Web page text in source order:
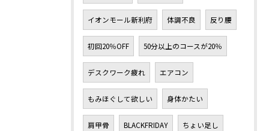
イオンモール新利府 体調不良 反り腰
初回20％OFF 50分以上のコースが20％
デスクワーク疲れ エアコン
もみほぐして欲しい 身体かたい
肩甲骨 BLACKFRIDAY ちょい足し